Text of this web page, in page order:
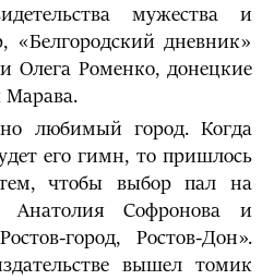
мужества и
«Белгородский дневник»
Роменко, донецкие
любимый город. Когда
его гимн, то пришлось
чтобы выбор пал на
Анатолия Софронова и
город, Ростов-Дон».
вышел томик